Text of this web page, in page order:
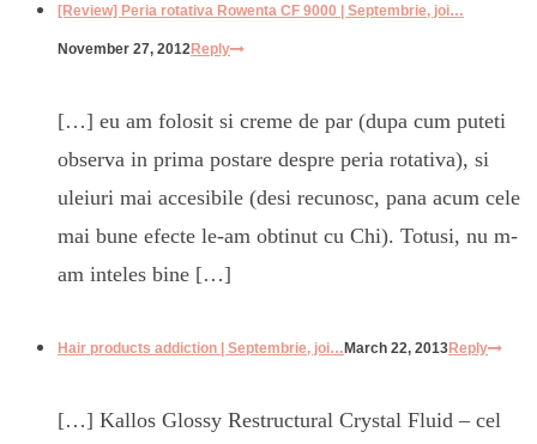
[Review] Peria rotativa Rowenta CF 9000 | Septembrie, joi…
November 27, 2012Reply
[…] eu am folosit si creme de par (dupa cum puteti
observa in prima postare despre peria rotativa), si
uleiuri mai accesibile (desi recunosc, pana acum cele
mai bune efecte le-am obtinut cu Chi). Totusi, nu m-
am inteles bine […]
Hair products addiction | Septembrie, joi…March 22, 2013Reply
[…] Kallos Glossy Restructural Crystal Fluid – cel